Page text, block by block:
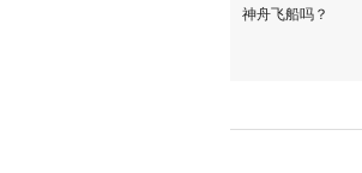
神舟飞船吗？